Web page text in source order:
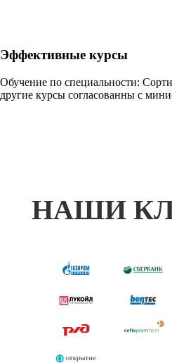
Эффективные курсы
Обучение по специальности:
другие курсы согласованны с
НАШИ